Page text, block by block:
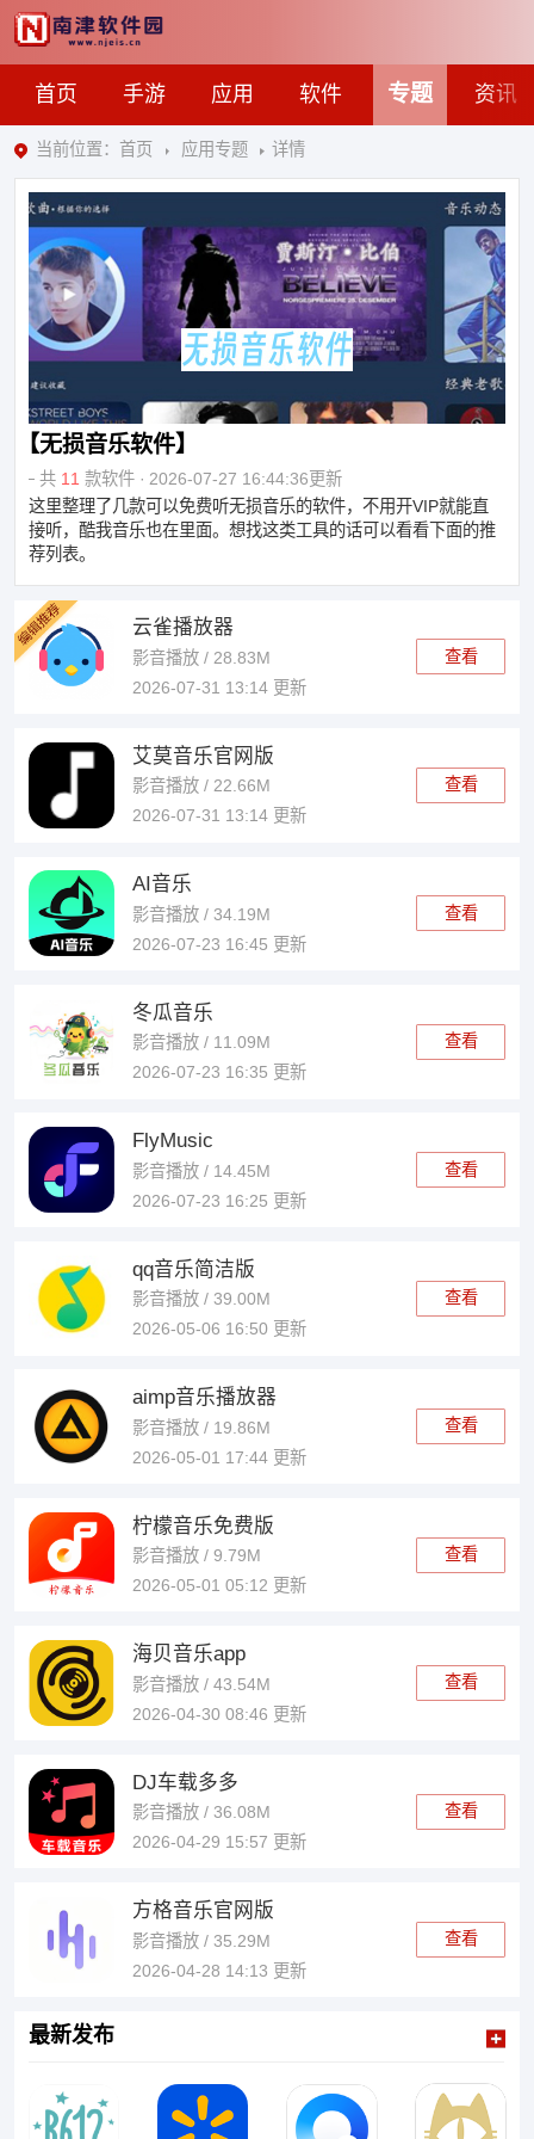
首页 手游 应用 软件 专题 资讯
当前位置： 首页 应用专题 详情
无损音乐软件
共 11 款软件 2026-07-27 16:44:36更新
这里整理了几款可以免费听无损音乐的软件，不用开VIP就能直
接听，酷我音乐也在里面。想找这类工具的话可以看看下面的推
荐列表。
云雀播放器
影音播放 / 28.83M
2026-07-31 13:14 更新
查看
艾莫音乐官网版
影音播放 / 22.66M
2026-07-31 13:14 更新
查看
AI音乐
影音播放 / 34.19M
2026-07-23 16:45 更新
查看
冬瓜音乐
影音播放 / 11.09M
2026-07-23 16:35 更新
查看
FlyMusic
影音播放 / 14.45M
2026-07-23 16:25 更新
查看
qq音乐简洁版
影音播放 / 39.00M
2026-05-06 16:50 更新
查看
aimp音乐播放器
影音播放 / 19.86M
2026-05-01 17:44 更新
查看
柠檬音乐免费版
影音播放 / 9.79M
2026-05-01 05:12 更新
查看
海贝音乐app
影音播放 / 43.54M
2026-04-30 08:46 更新
查看
DJ车载多多
影音播放 / 36.08M
2026-04-29 15:57 更新
查看
方格音乐官网版
影音播放 / 35.29M
2026-04-28 14:13 更新
查看
最新发布